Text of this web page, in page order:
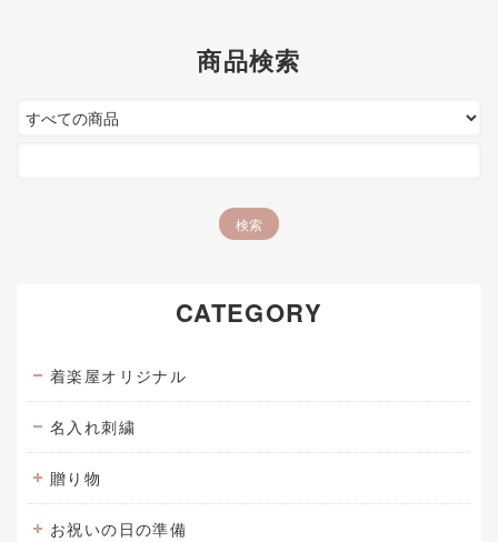
商品検索
CATEGORY
着楽屋オリジナル
名入れ刺繍
贈り物
お祝いの日の準備